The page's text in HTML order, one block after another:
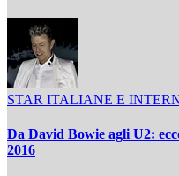
STAR ITALIANE E
Da David Bowie agli U2:
2016